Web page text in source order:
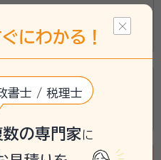
にわかる！
書士 / 税理士
の専門家に